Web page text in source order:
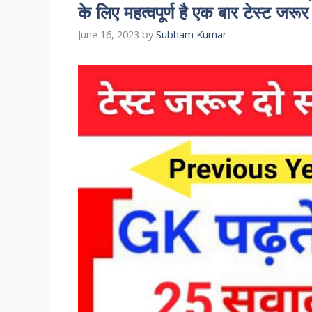
के लिए महत्वपूर्ण है एक बार टेस्ट
June 16, 2023 by Subham Kumar